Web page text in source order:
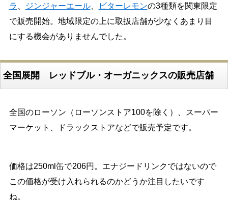
ラ
ジンジャーエール、 ビターレモンの3種類を関東限定
で販売開始。地域限定の上に取扱店舗が少なくあまり目
にする機会がありませんでした。
全国展開 レッドブル・オーガニックスの販売店舗
全国のローソン（ローソンストア100を除く）、スーパー
マーケット、ドラックストアなどで販売予定です。
価格は250ml缶で206円。エナジードリンクではないので
この価格が受け入れられるのかどうか注目したいです
ね。